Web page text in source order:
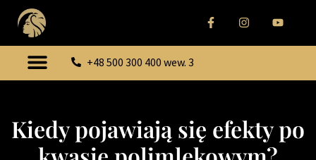
+48 500 300 400 wew. 3
Kiedy pojawiają się efekty po